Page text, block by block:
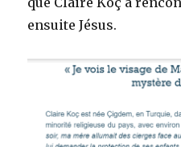
ensuite Jésus.